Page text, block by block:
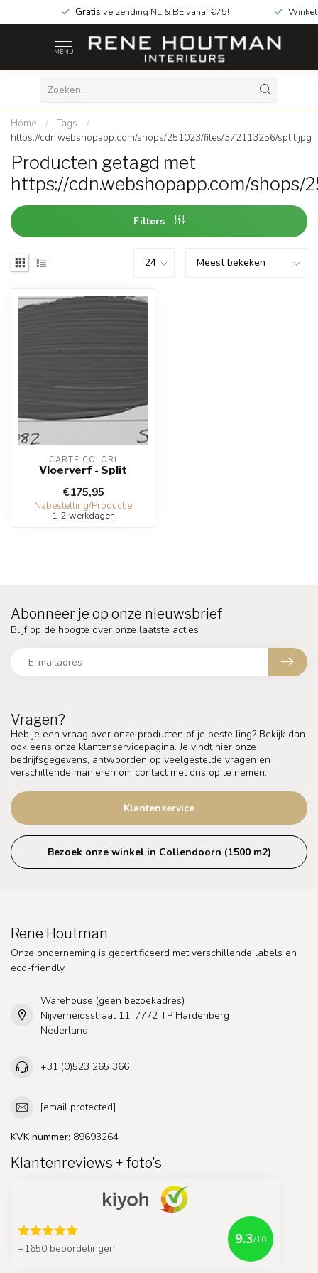
Gratis verzending NL & BE vanaf €75!
MENU
Home / Tags
/
https://cdn.webshopapp.com/shops/251023/files/372113256/split.jpg
Producten getagd met
https://cdn.webshopapp.com/shops/
Filters
CARTE COLORI
Vloerverf - Split
€175,95
Nabestelling/Productie
1-2 werkdagen
Vragen?
Heb je een vraag over onze producten of je bestelling? Bekijk dan
ook eens onze klantenservicepagina. Je vindt hier onze
bedrijfsgegevens, antwoorden op veelgestelde vragen en
verschillende manieren om contact met ons op te nemen.
Klantenservice
Bezoek onze winkel in Collendoorn (1500 m2)
Abonneer je op onze nieuwsbrief
Blijf op de hoogte over onze laatste acties
Rene Houtman
Onze onderneming is gecertificeerd met verschillende labels en
eco-friendly.
Warehouse (geen bezoekadres)
Nijverheidsstraat 11, 7772 TP Hardenberg
Nederland
+31 (0)523 265 366
[email protected]
KVK nummer: 89693264
Klantenreviews + foto's
+1650 beoordelingen
9.3/10